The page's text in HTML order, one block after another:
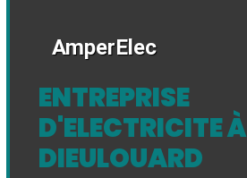
AmperElec
ENTREPRISE
D'ELECTRICITE À
DIEULOUARD